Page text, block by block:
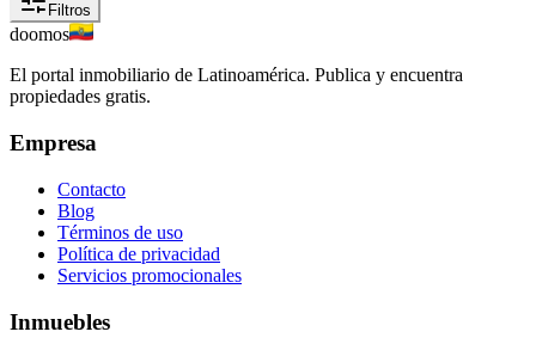
Filtros
doomos
El portal inmobiliario de Latinoamérica. Publica y encuentra
propiedades gratis.
Empresa
Contacto
Blog
Términos de uso
Política de privacidad
Servicios promocionales
Inmuebles